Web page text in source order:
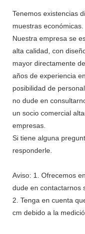
Tenemos existencias
muestras económicas.
Nuestra empresa se
alta calidad, con
mayor directamente
años de experiencia
posibilidad de
no dude en
un socio comercial
empresas.
Si tiene alguna
responderle.
Aviso: 1. Ofrecemos
dude en contactarnos
2. Tenga en cuenta
cm debido a la